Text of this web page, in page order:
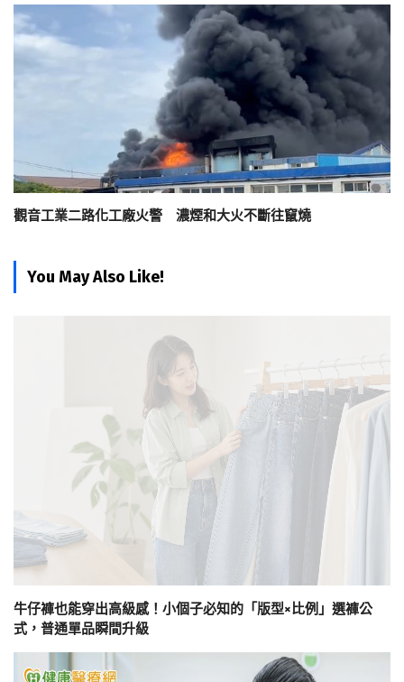
觀音工業二路化工廠火警 濃煙和大火不斷往竄燒
You May Also Like!
牛仔褲也能穿出高級感！小個子必知的「版型×比例」選褲公
式，普通單品瞬間升級